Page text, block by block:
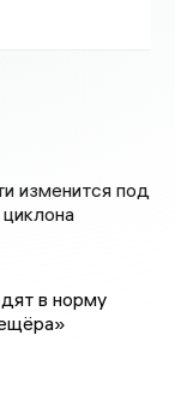
изменится под
в норму